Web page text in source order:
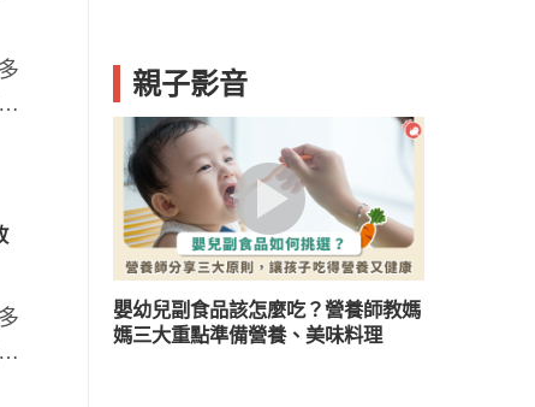
親子影音
嬰幼兒副食品該怎麼吃？營養師教媽
媽三大重點準備營養、美味料理